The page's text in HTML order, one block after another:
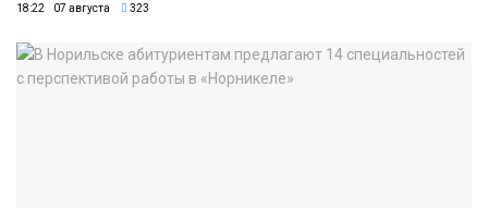
18:22 07 августа 323